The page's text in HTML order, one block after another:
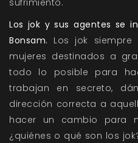
sufrimiento.
Los jok y sus agentes se
Bonsam. Los jok
mujeres destinados a
todo lo posible para
trabajan en secreto,
dirección correcta a
hacer un cambio para
¿quiénes o qué son los